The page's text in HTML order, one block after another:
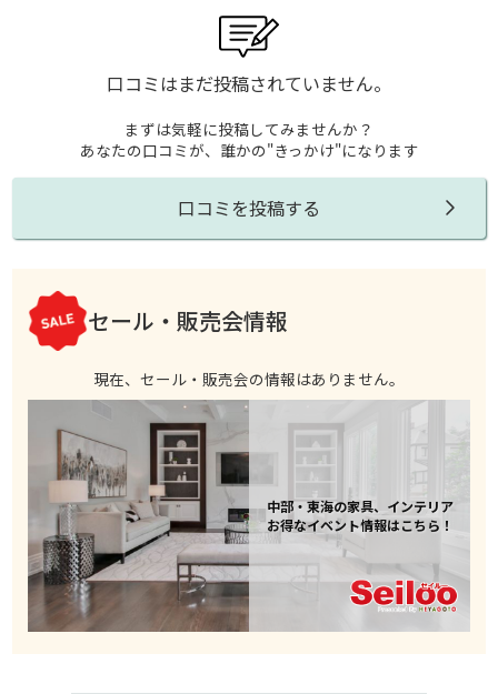
口コミはまだ投稿されていません。
まずは気軽に投稿してみませんか？
あなたの口コミが、誰かの"きっかけ"になります
口コミを投稿する
セール・販売会情報
現在、セール・販売会の情報はありません。
中部・東海の家具、インテリア
お得なイベント情報はこちら！